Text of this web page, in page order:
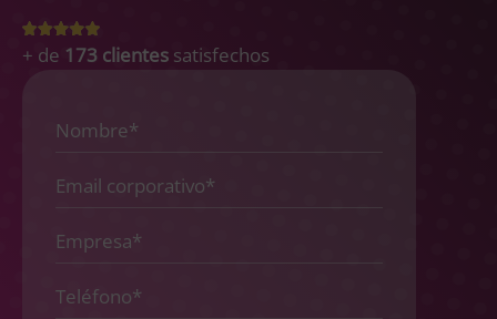
+ de 173 clientes satisfechos